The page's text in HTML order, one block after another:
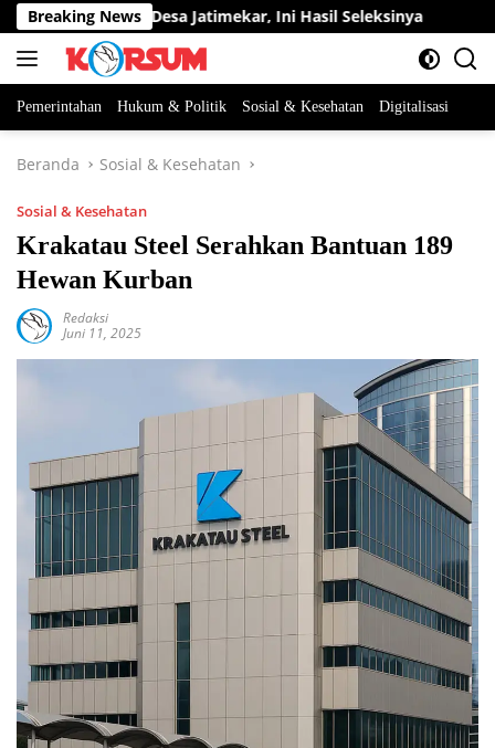
Langsung
ke
konten
Breaking NewsDesa Jatimekar, Ini Hasil Seleksinya
Pemerintahan Hukum & Politik Sosial & Kesehatan Digitalisasi
Beranda Sosial & Kesehatan
Sosial & Kesehatan
Krakatau Steel Serahkan Bantuan 189
Hewan Kurban
Redaksi
Juni 11, 2025